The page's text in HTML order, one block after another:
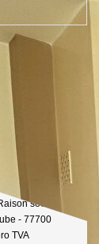
sociale : KEY
- 77700
TVA